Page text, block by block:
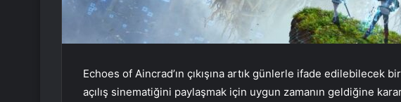
Echoes of Aincrad’ın çıkışına artık günlerle ifade edilebilecek
açılış sinematiğini paylaşmak için uygun zamanın geldiğine